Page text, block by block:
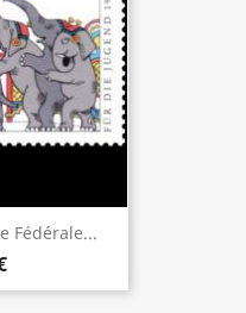
Fédérale...